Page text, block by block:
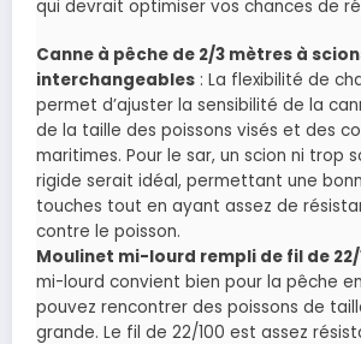
qui devrait optimiser vos chances de
Canne à pêche de 2/3 mètres à
interchangeables : La flexibilité de
permet d’ajuster la sensibilité de la
de la taille des poissons visés et des
maritimes. Pour le sar, un scion ni trop
rigide serait idéal, permettant une
touches tout en ayant assez de
contre le poisson.
Moulinet mi-lourd rempli de fil de 22/
mi-lourd convient bien pour la pêche
pouvez rencontrer des poissons de
grande. Le fil de 22/100 est assez